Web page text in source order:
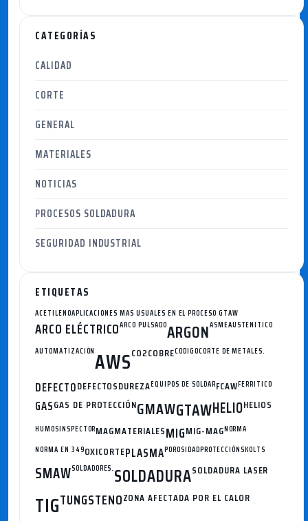
CATEGORÍAS
CALIDAD
CORTE
GENERAL
MATERIALES
NOTICIAS
PROCESOS SOLDADURA
SEGURIDAD INDUSTRIAL
ETIQUETAS
ACETILENOAPLICACIONES MAS USUALES EN EL PROCESO GTAW
ARCO ELÉCTRICOARCO PULSADOARGONASMEAUSTENITICO
AUTOMATIZACIÓNAWSCO2COBRECODIGOCORTE DE METALES.
DEFECTODEFECTOSDUREZAEQUIPOS DE SOLDARFCAWFERRITICO
GASGAS DE PROTECCIÓNGMAWGTAWHELIOHELIOS
HUMOSINSPECTORMAGMATERIALESMIGMIG-MAGNORMA
NORMA EN 349OXICORTEPLASMAPOROSIDADPROTECCIÓNSKOLTS
SMAWSOLDADORES.SOLDADURASOLDADURA LASER
TIGTUNGSTENOZONA AFECTADA POR EL CALOR